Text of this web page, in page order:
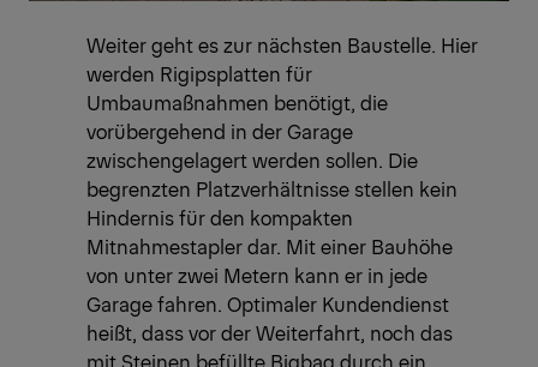
Weiter geht es zur nächsten Baustelle. Hier
werden Rigipsplatten für
Umbaumaßnahmen benötigt, die
vorübergehend in der Garage
zwischengelagert werden sollen. Die
begrenzten Platzverhältnisse stellen kein
Hindernis für den kompakten
Mitnahmestapler dar. Mit einer Bauhöhe
von unter zwei Metern kann er in jede
Garage fahren. Optimaler Kundendienst
heißt, dass vor der Weiterfahrt, noch das
mit Steinen befüllte Bigbag durch ein